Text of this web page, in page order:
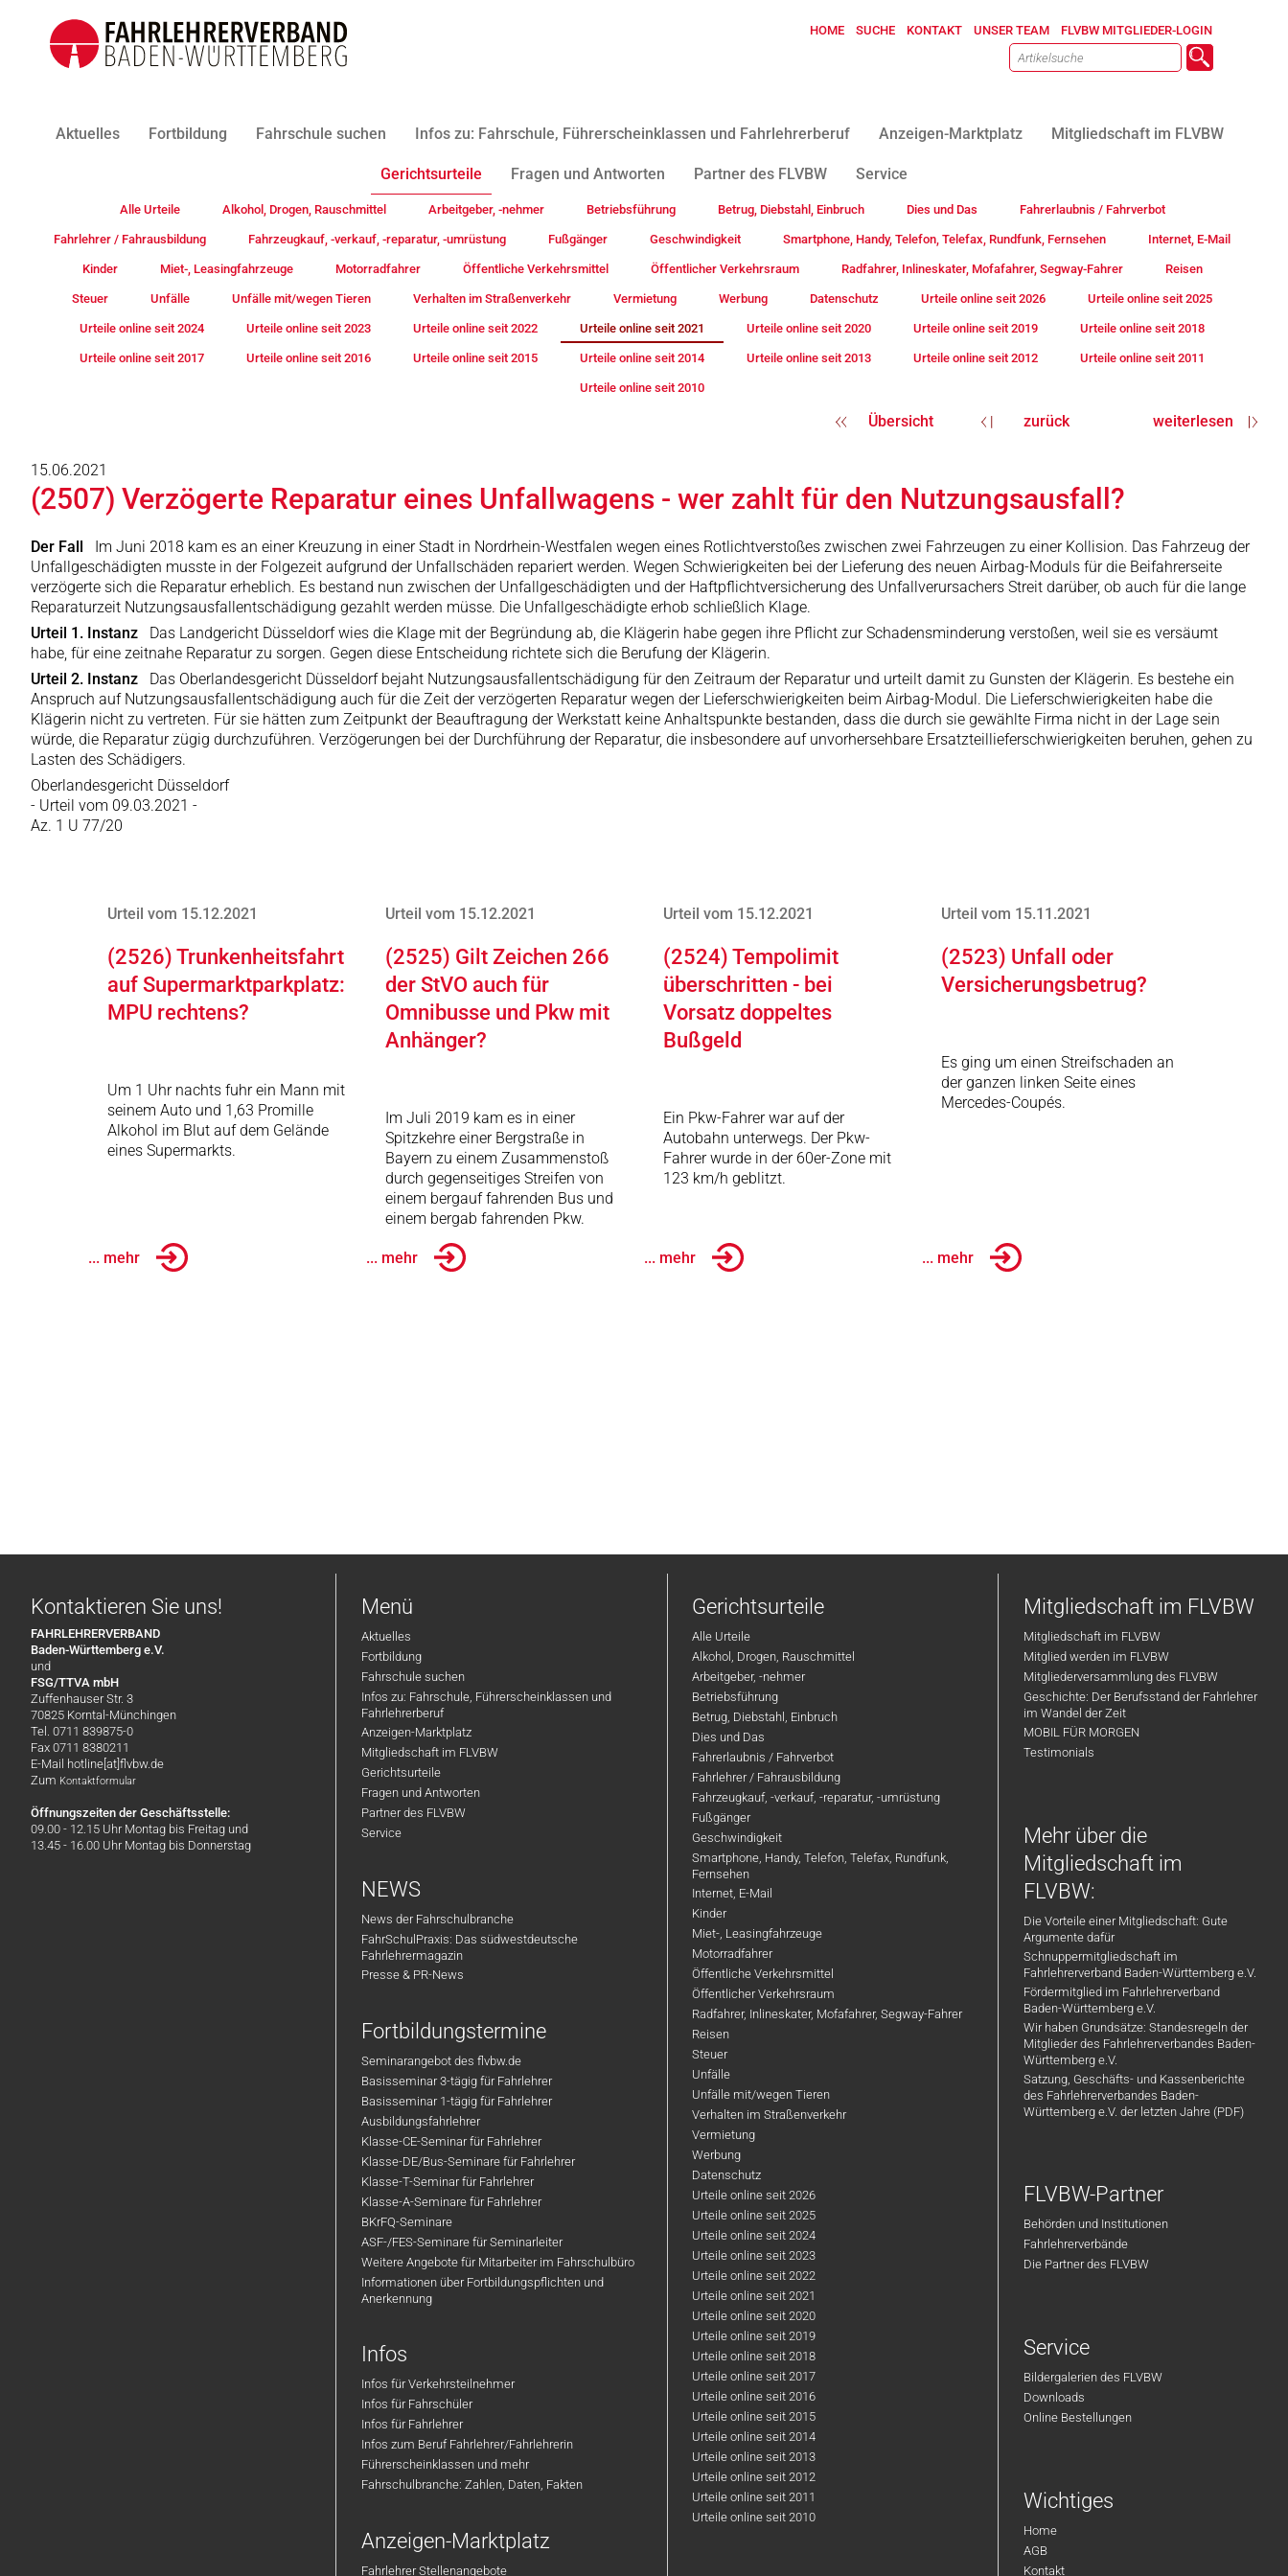
HOME SUCHE KONTAKT UNSER TEAM FLVBW MITGLIEDER-LOGIN
Aktuelles Fortbildung Fahrschule suchen Infos zu: Fahrschule, Führerscheinklassen und Fahrlehrerberuf Anzeigen-Marktplatz Mitgliedschaft im FLVBW
Gerichtsurteile Fragen und Antworten Partner des FLVBW Service
Alle Urteile Alkohol, Drogen, Rauschmittel Arbeitgeber, -nehmer Betriebsführung Betrug, Diebstahl, Einbruch Dies und Das Fahrerlaubnis / Fahrverbot
Fahrlehrer / Fahrausbildung Fahrzeugkauf, -verkauf, -reparatur, -umrüstung Fußgänger Geschwindigkeit Smartphone, Handy, Telefon, Telefax, Rundfunk, Fernsehen Internet, E-Mail
Kinder Miet-, Leasingfahrzeuge Motorradfahrer Öffentliche Verkehrsmittel Öffentlicher Verkehrsraum Radfahrer, Inlineskater, Mofafahrer, Segway-Fahrer Reisen
Steuer Unfälle Unfälle mit/wegen Tieren Verhalten im Straßenverkehr Vermietung Werbung Datenschutz Urteile online seit 2026 Urteile online seit 2025
Urteile online seit 2024 Urteile online seit 2023 Urteile online seit 2022 Urteile online seit 2021 Urteile online seit 2020 Urteile online seit 2019 Urteile online seit 2018
Urteile online seit 2017 Urteile online seit 2016 Urteile online seit 2015 Urteile online seit 2014 Urteile online seit 2013 Urteile online seit 2012 Urteile online seit 2011
Urteile online seit 2010
Übersicht zurück weiterlesen
15.06.2021
(2507) Verzögerte Reparatur eines Unfallwagens - wer zahlt für den Nutzungsausfall?
Der Fall
Im Juni 2018 kam es an einer Kreuzung in einer Stadt in Nordrhein-Westfalen wegen eines Rotlichtverstoßes zwischen zwei Fahrzeugen zu einer Kollision. Das Fahrzeug der
Unfallgeschädigten musste in der Folgezeit aufgrund der Unfallschäden repariert werden. Wegen Schwierigkeiten bei der Lieferung des neuen Airbag-Moduls für die Beifahrerseite
verzögerte sich die Reparatur erheblich. Es bestand nun zwischen der Unfallgeschädigten und der Haftpflichtversicherung des Unfallverursachers Streit darüber, ob auch für die lange
Reparaturzeit Nutzungsausfallentschädigung gezahlt werden müsse. Die Unfallgeschädigte erhob schließlich Klage.
Urteil 1. Instanz
Das Landgericht Düsseldorf wies die Klage mit der Begründung ab, die Klägerin habe gegen ihre Pflicht zur Schadensminderung verstoßen, weil sie es versäumt
habe, für eine zeitnahe Reparatur zu sorgen. Gegen diese Entscheidung richtete sich die Berufung der Klägerin.
Urteil 2. Instanz
Das Oberlandesgericht Düsseldorf bejaht Nutzungsausfallentschädigung für den Zeitraum der Reparatur und urteilt damit zu Gunsten der Klägerin. Es bestehe ein
Anspruch auf Nutzungsausfallentschädigung auch für die Zeit der verzögerten Reparatur wegen der Lieferschwierigkeiten beim Airbag-Modul. Die Lieferschwierigkeiten habe die
Klägerin nicht zu vertreten. Für sie hätten zum Zeitpunkt der Beauftragung der Werkstatt keine Anhaltspunkte bestanden, dass die durch sie gewählte Firma nicht in der Lage sein
würde, die Reparatur zügig durchzuführen. Verzögerungen bei der Durchführung der Reparatur, die insbesondere auf unvorhersehbare Ersatzteillieferschwierigkeiten beruhen, gehen zu
Lasten des Schädigers.
Oberlandesgericht Düsseldorf
- Urteil vom 09.03.2021 -
Az. 1 U 77/20
Urteil vom 15.12.2021
(2526) Trunkenheitsfahrt
auf Supermarktparkplatz:
MPU rechtens?
Um 1 Uhr nachts fuhr ein Mann mit
seinem Auto und 1,63 Promille
Alkohol im Blut auf dem Gelände
eines Supermarkts.
... mehr
Urteil vom 15.12.2021
(2525) Gilt Zeichen 266
der StVO auch für
Omnibusse und Pkw mit
Anhänger?
Im Juli 2019 kam es in einer
Spitzkehre einer Bergstraße in
Bayern zu einem Zusammenstoß
durch gegenseitiges Streifen von
einem bergauf fahrenden Bus und
einem bergab fahrenden Pkw.
... mehr
Urteil vom 15.12.2021
(2524) Tempolimit
überschritten - bei
Vorsatz doppeltes
Bußgeld
Ein Pkw-Fahrer war auf der
Autobahn unterwegs. Der Pkw-
Fahrer wurde in der 60er-Zone mit
123 km/h geblitzt.
... mehr
Urteil vom 15.11.2021
(2523) Unfall oder
Versicherungsbetrug?
Es ging um einen Streifschaden an
der ganzen linken Seite eines
Mercedes-Coupés.
... mehr
Kontaktieren Sie uns!
FAHRLEHRERVERBAND
Baden-Württemberg e.V.
und
FSG/TTVA mbH
Zuffenhauser Str. 3
70825 Korntal-Münchingen
Tel. 0711 839875-0
Fax 0711 8380211
E-Mail hotline[at]flvbw.de
Zum Kontaktformular
Öffnungszeiten der Geschäftsstelle:
09.00 - 12.15 Uhr Montag bis Freitag und
13.45 - 16.00 Uhr Montag bis Donnerstag
Menü
Aktuelles
Fortbildung
Fahrschule suchen
Infos zu: Fahrschule, Führerscheinklassen und
Fahrlehrerberuf
Anzeigen-Marktplatz
Mitgliedschaft im FLVBW
Gerichtsurteile
Fragen und Antworten
Partner des FLVBW
Service
NEWS
News der Fahrschulbranche
FahrSchulPraxis: Das südwestdeutsche
Fahrlehrermagazin
Presse & PR-News
Fortbildungstermine
Seminarangebot des flvbw.de
Basisseminar 3-tägig für Fahrlehrer
Basisseminar 1-tägig für Fahrlehrer
Ausbildungsfahrlehrer
Klasse-CE-Seminar für Fahrlehrer
Klasse-DE/Bus-Seminare für Fahrlehrer
Klasse-T-Seminar für Fahrlehrer
Klasse-A-Seminare für Fahrlehrer
BKrFQ-Seminare
ASF-/FES-Seminare für Seminarleiter
Weitere Angebote für Mitarbeiter im Fahrschulbüro
Informationen über Fortbildungspflichten und
Anerkennung
Infos
Infos für Verkehrsteilnehmer
Infos für Fahrschüler
Infos für Fahrlehrer
Infos zum Beruf Fahrlehrer/Fahrlehrerin
Führerscheinklassen und mehr
Fahrschulbranche: Zahlen, Daten, Fakten
Anzeigen-Marktplatz
Fahrlehrer Stellenangebote
Gerichtsurteile
Alle Urteile
Alkohol, Drogen, Rauschmittel
Arbeitgeber, -nehmer
Betriebsführung
Betrug, Diebstahl, Einbruch
Dies und Das
Fahrerlaubnis / Fahrverbot
Fahrlehrer / Fahrausbildung
Fahrzeugkauf, -verkauf, -reparatur, -umrüstung
Fußgänger
Geschwindigkeit
Smartphone, Handy, Telefon, Telefax, Rundfunk,
Fernsehen
Internet, E-Mail
Kinder
Miet-, Leasingfahrzeuge
Motorradfahrer
Öffentliche Verkehrsmittel
Öffentlicher Verkehrsraum
Radfahrer, Inlineskater, Mofafahrer, Segway-Fahrer
Reisen
Steuer
Unfälle
Unfälle mit/wegen Tieren
Verhalten im Straßenverkehr
Vermietung
Werbung
Datenschutz
Urteile online seit 2026
Urteile online seit 2025
Urteile online seit 2024
Urteile online seit 2023
Urteile online seit 2022
Urteile online seit 2021
Urteile online seit 2020
Urteile online seit 2019
Urteile online seit 2018
Urteile online seit 2017
Urteile online seit 2016
Urteile online seit 2015
Urteile online seit 2014
Urteile online seit 2013
Urteile online seit 2012
Urteile online seit 2011
Urteile online seit 2010
Mitgliedschaft im FLVBW
Mitgliedschaft im FLVBW
Mitglied werden im FLVBW
Mitgliederversammlung des FLVBW
Geschichte: Der Berufsstand der Fahrlehrer
im Wandel der Zeit
MOBIL FÜR MORGEN
Testimonials
Mehr über die
Mitgliedschaft im
FLVBW:
Die Vorteile einer Mitgliedschaft: Gute
Argumente dafür
Schnuppermitgliedschaft im
Fahrlehrerverband Baden-Württemberg e.V.
Fördermitglied im Fahrlehrerverband
Baden-Württemberg e.V.
Wir haben Grundsätze: Standesregeln der
Mitglieder des Fahrlehrerverbandes Baden-
Württemberg e.V.
Satzung, Geschäfts- und Kassenberichte
des Fahrlehrerverbandes Baden-
Württemberg e.V. der letzten Jahre (PDF)
FLVBW-Partner
Behörden und Institutionen
Fahrlehrerverbände
Die Partner des FLVBW
Service
Bildergalerien des FLVBW
Downloads
Online Bestellungen
Wichtiges
Home
AGB
Kontakt